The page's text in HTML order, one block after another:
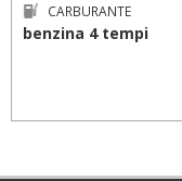
CARBURANTE
benzina 4 tempi